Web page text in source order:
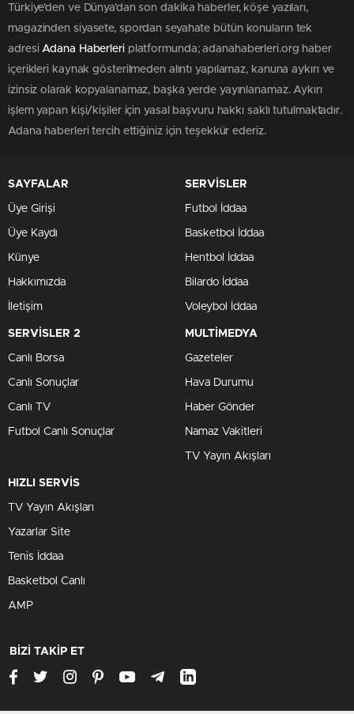
Türkiye'den ve Dünya’dan son dakika haberler, köşe yazıları,
magazinden siyasete, spordan seyahate bütün konuların tek
adresiAdana Haberleriplatformunda; adanahaberleri.org haber
içerikleri kaynak gösterilmeden alıntı yapılamaz, kanuna aykırı ve
izinsiz olarak kopyalanamaz, başka yerde yayınlanamaz. Aykırı
işlem yapan kişi/kişiler için yasal başvuru hakkı saklı tutulmaktadır.
Adana haberleri tercih ettiğiniz için teşekkür ederiz.
SAYFALAR
Üye Girişi
Üye Kaydı
Künye
Hakkımızda
İletişim
SERVİSLER
Futbol İddaa
Basketbol İddaa
Hentbol İddaa
Bilardo İddaa
Voleybol İddaa
SERVİSLER 2
Canlı Borsa
Canlı Sonuçlar
Canlı TV
Futbol Canlı Sonuçlar
MULTİMEDYA
Gazeteler
Hava Durumu
Haber Gönder
Namaz Vakitleri
TV Yayın Akışları
HIZLI SERVİS
TV Yayın Akışları
Yazarlar Site
Tenis İddaa
Basketbol Canlı
AMP
BİZİ TAKİP ET